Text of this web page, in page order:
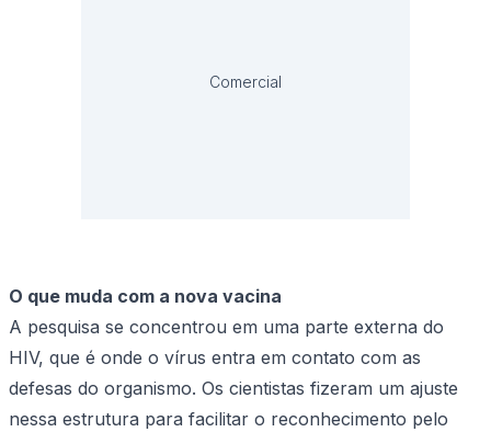
Comercial
O que muda com a nova vacina
A pesquisa se concentrou em uma parte externa do
HIV, que é onde o vírus entra em contato com as
defesas do organismo. Os cientistas fizeram um ajuste
nessa estrutura para facilitar o reconhecimento pelo